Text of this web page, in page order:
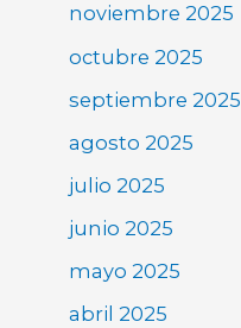
noviembre 2025
octubre 2025
septiembre 2025
agosto 2025
julio 2025
junio 2025
mayo 2025
abril 2025